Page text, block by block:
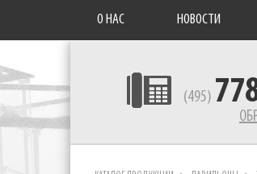
О НАС НОВОСТИ
(495)